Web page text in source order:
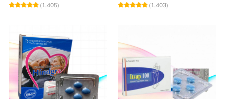
(1,405)
(1,403)